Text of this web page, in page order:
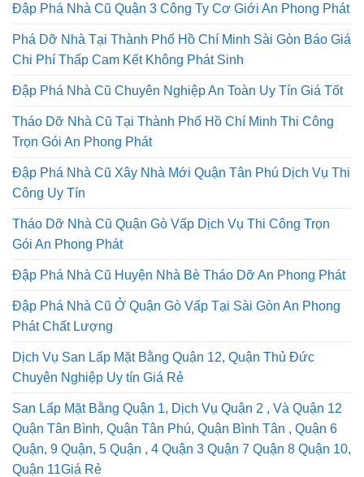
Đập Phá Nhà Cũ Quận 3 Công Ty Cơ Giới An Phong Phát
Phá Dỡ Nhà Tại Thành Phố Hồ Chí Minh Sài Gòn Báo Giá
Chi Phí Thấp Cam Kết Không Phát Sinh
Đập Phá Nhà Cũ Chuyên Nghiệp An Toàn Uy Tín Giá Tốt
Tháo Dỡ Nhà Cũ Tại Thành Phố Hồ Chí Minh Thi Công
Trọn Gói An Phong Phát
Đập Phá Nhà Cũ Xây Nhà Mới Quận Tân Phú Dịch Vụ Thi
Công Uy Tín
Tháo Dỡ Nhà Cũ Quận Gò Vấp Dịch Vụ Thi Công Trọn
Gói An Phong Phát
Đập Phá Nhà Cũ Huyện Nhà Bè Tháo Dỡ An Phong Phát
Đập Phá Nhà Cũ Ở Quận Gò Vấp Tại Sài Gòn An Phong
Phát Chất Lượng
Dịch Vụ San Lấp Mặt Bằng Quận 12, Quận Thủ Đức
Chuyên Nghiệp Uy tín Giá Rẻ
San Lấp Mặt Bằng Quận 1, Dịch Vụ Quận 2 , Và Quận 12
Quận Tân Bình, Quận Tân Phú, Quận Bình Tân , Quận 6
Quận, 9 Quận, 5 Quận , 4 Quận 3 Quận 7 Quận 8 Quận 10,
Quận 11Giá Rẻ